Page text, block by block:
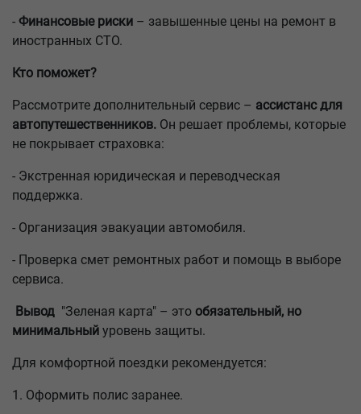
- Финансовые риски – завышенные цены на ремонт в
иностранных СТО.
Кто поможет?
Рассмотрите дополнительный сервис – ассистанс для
автопутешественников. Он решает проблемы, которые
не покрывает страховка:
- Экстренная юридическая и переводческая
поддержка.
- Организация эвакуации автомобиля.
- Проверка смет ремонтных работ и помощь в выборе
сервиса.
Вывод "Зеленая карта" – это обязательный, но
минимальный уровень защиты.
Для комфортной поездки рекомендуется:
1. Оформить полис заранее.